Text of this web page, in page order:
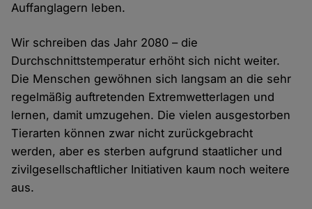
Auffanglagern leben.
Wir schreiben das Jahr 2080 – die
Durchschnittstemperatur erhöht sich nicht weiter.
Die Menschen gewöhnen sich langsam an die sehr
regelmäßig auftretenden Extremwetterlagen und
lernen, damit umzugehen. Die vielen ausgestorben
Tierarten können zwar nicht zurückgebracht
werden, aber es sterben aufgrund staatlicher und
zivilgesellschaftlicher Initiativen kaum noch weitere
aus.